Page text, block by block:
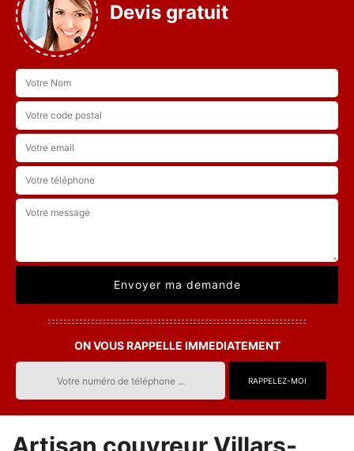
Devis gratuit
ON VOUS RAPPELLE IMMEDIATEMENT